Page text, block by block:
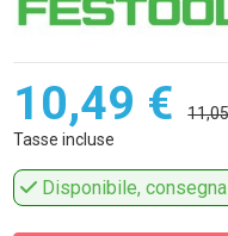
10,49 €
Tasse incluse
Disponibile,